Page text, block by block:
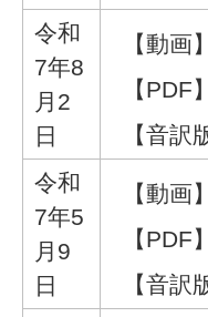
令和
7年8
月2
日
【動画】
【PDF】
【音訳
令和
7年5
月9
日
【動画】
【PDF】
【音訳